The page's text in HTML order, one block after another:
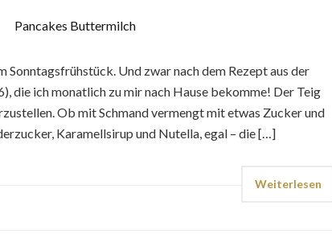
Sonntagsfrühstück. Und zwar nach dem Rezept aus der
die ich monatlich zu mir nach Hause bekomme! Der Teig
Ob mit Schmand vermengt mit etwas Zucker und
Karamellsirup und Nutella, egal – die […]
Weiterlesen